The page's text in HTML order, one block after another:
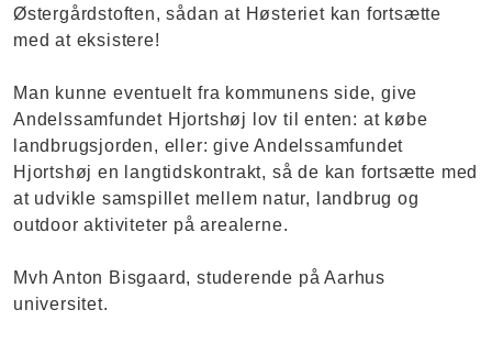
Østergårdstoften, sådan at Høsteriet kan fortsætte
med at eksistere!
Man kunne eventuelt fra kommunens side, give
Andelssamfundet Hjortshøj lov til enten: at købe
landbrugsjorden, eller: give Andelssamfundet
Hjortshøj en langtidskontrakt, så de kan fortsætte med
at udvikle samspillet mellem natur, landbrug og
outdoor aktiviteter på arealerne.
Mvh Anton Bisgaard, studerende på Aarhus
universitet.